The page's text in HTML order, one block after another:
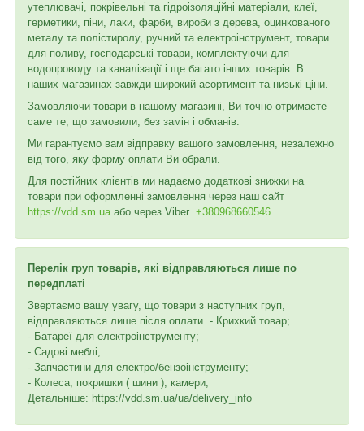
утеплювачі, покрівельні та гідроізоляційні матеріали, клеї,
герметики, піни, лаки, фарби, вироби з дерева, оцинкованого
металу та полістиролу, ручний та електроінструмент, товари
для поливу, господарські товари, комплектуючи для
водопроводу та каналізації і ще багато інших товарів. В
наших магазинах завжди широкий асортимент та низькі ціни.
Замовляючи товари в нашому магазині, Ви точно отримаєте
саме те, що замовили, без замін і обманів.
Ми гарантуємо вам відправку вашого замовлення, незалежно
від того, яку форму оплати Ви обрали.
Для постійних клієнтів ми надаємо додаткові знижки на
товари при оформленні замовлення через наш сайт
https://vdd.sm.ua або через Viber +380968660546
Перелік груп товарів, які відправляються лише по
передплаті
Звертаємо вашу увагу, що товари з наступних груп,
відправляються лише після оплати. - Крихкий товар;
- Батареї для електроінструменту;
- Садові меблі;
- Запчастини для електро/бензоінструменту;
- Колеса, покришки ( шини ), камери;
Детальніше: https://vdd.sm.ua/ua/delivery_info